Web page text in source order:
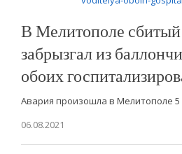
В Мелитополе
забрызгал из
обоих
Авария произошла в Мелитополе 5
06.08.2021